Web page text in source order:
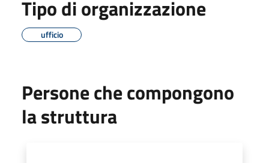
Tipo di organizzazione
ufficio
Persone che compongono
la struttura